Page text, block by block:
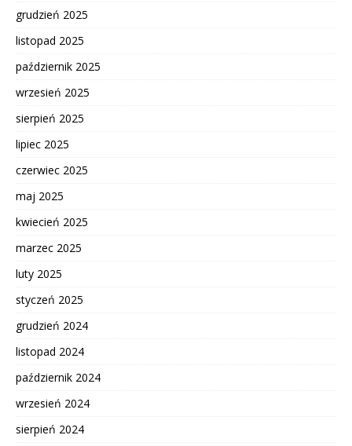
grudzień 2025
listopad 2025
październik 2025
wrzesień 2025
sierpień 2025
lipiec 2025
czerwiec 2025
maj 2025
kwiecień 2025
marzec 2025
luty 2025
styczeń 2025
grudzień 2024
listopad 2024
październik 2024
wrzesień 2024
sierpień 2024